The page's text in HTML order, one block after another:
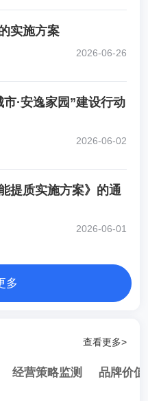
实施方案
2026-06-26
·安逸家园”建设行动
2026-06-02
提质实施方案》的通
2026-06-01
多
查看更多>
经营策略监测 品牌价值